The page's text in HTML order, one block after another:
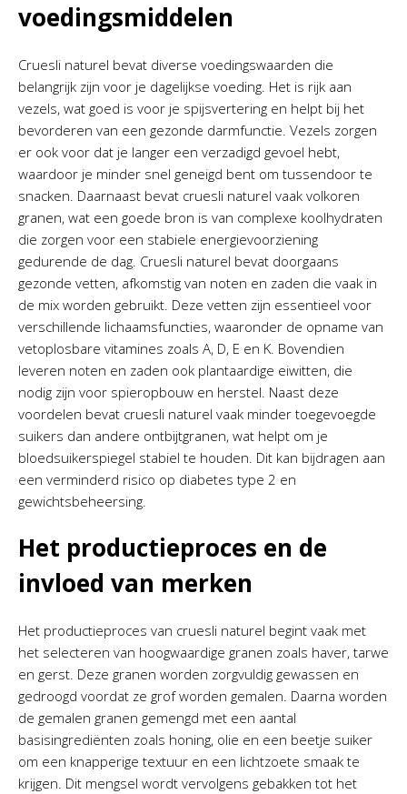
voedingsmiddelen
Cruesli naturel bevat diverse voedingswaarden die
belangrijk zijn voor je dagelijkse voeding. Het is rijk aan
vezels, wat goed is voor je spijsvertering en helpt bij het
bevorderen van een gezonde darmfunctie. Vezels zorgen
er ook voor dat je langer een verzadigd gevoel hebt,
waardoor je minder snel geneigd bent om tussendoor te
snacken. Daarnaast bevat cruesli naturel vaak volkoren
granen, wat een goede bron is van complexe koolhydraten
die zorgen voor een stabiele energievoorziening
gedurende de dag. Cruesli naturel bevat doorgaans
gezonde vetten, afkomstig van noten en zaden die vaak in
de mix worden gebruikt. Deze vetten zijn essentieel voor
verschillende lichaamsfuncties, waaronder de opname van
vetoplosbare vitamines zoals A, D, E en K. Bovendien
leveren noten en zaden ook plantaardige eiwitten, die
nodig zijn voor spieropbouw en herstel. Naast deze
voordelen bevat cruesli naturel vaak minder toegevoegde
suikers dan andere ontbijtgranen, wat helpt om je
bloedsuikerspiegel stabiel te houden. Dit kan bijdragen aan
een verminderd risico op diabetes type 2 en
gewichtsbeheersing.
Het productieproces en de
invloed van merken
Het productieproces van cruesli naturel begint vaak met
het selecteren van hoogwaardige granen zoals haver, tarwe
en gerst. Deze granen worden zorgvuldig gewassen en
gedroogd voordat ze grof worden gemalen. Daarna worden
de gemalen granen gemengd met een aantal
basisingrediënten zoals honing, olie en een beetje suiker
om een knapperige textuur en een lichtzoete smaak te
krijgen. Dit mengsel wordt vervolgens gebakken tot het